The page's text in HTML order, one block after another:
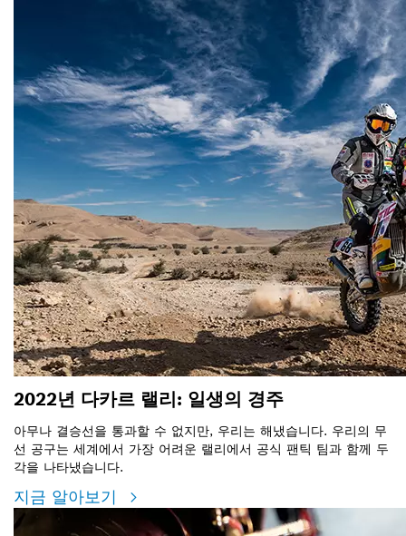
2022년 다카르 랠리: 일생의 경주
아무나 결승선을 통과할 수 없지만, 우리는 해냈습니다. 우리의 무
선 공구는 세계에서 가장 어려운 랠리에서 공식 팬틱 팀과 함께 두
각을 나타냈습니다.
지금 알아보기